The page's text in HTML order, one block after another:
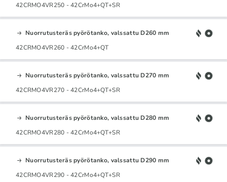
42CRMO4VR250 - 42CrMo4+QT+SR
Nuorrutusteräs pyörötanko, valssattu D260 mm
42CRMO4VR260 - 42CrMo4+QT
Nuorrutusteräs pyörötanko, valssattu D270 mm
42CRMO4VR270 - 42CrMo4+QT+SR
Nuorrutusteräs pyörötanko, valssattu D280 mm
42CRMO4VR280 - 42CrMo4+QT+SR
Nuorrutusteräs pyörötanko, valssattu D290 mm
42CRMO4VR290 - 42CrMo4+QT+SR